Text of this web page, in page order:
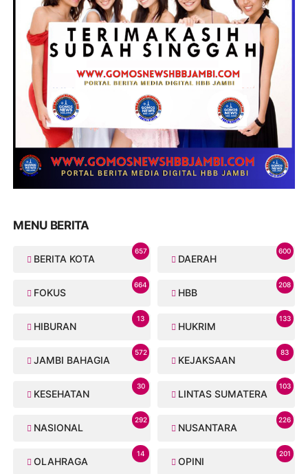
MENU BERITA
BERITA KOTA
657
DAERAH
600
FOKUS
664
HBB
208
HIBURAN
13
HUKRIM
133
JAMBI BAHAGIA
572
KEJAKSAAN
83
KESEHATAN
30
LINTAS SUMATERA
103
NASIONAL
292
NUSANTARA
226
OLAHRAGA
14
OPINI
201